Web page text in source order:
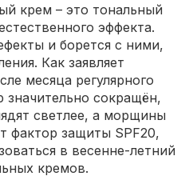
крем – это тональный
эффекта.
и борется с ними,
Как заявляет
месяца регулярного
значительно сокращён,
светлее, а морщины
фактор защиты SPF20,
в весенне-летний
кремов.